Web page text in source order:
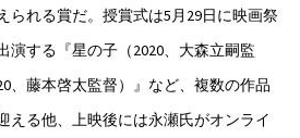
られる賞だ。授賞式は5月29日に映画祭
演する『星の子（2020、大森立嗣監
、藤本啓太監督）』など、複数の作品
える他、上映後には永瀬氏がオンライ